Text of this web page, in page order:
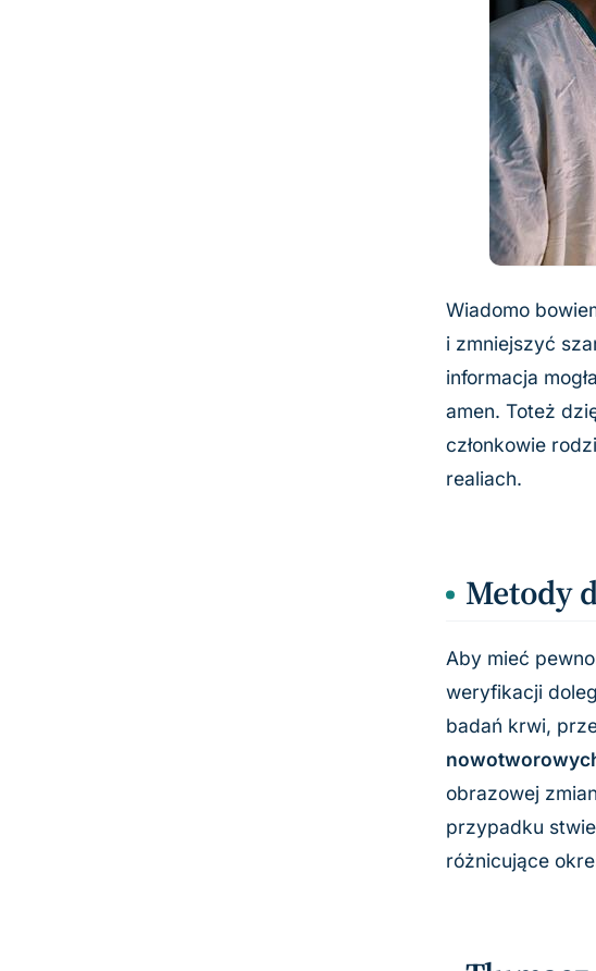
Wiadomo
i zmniejszyć
informacja
amen. Toteż
członkowie
realiach.
Metody
Aby mieć
weryfikacji
badań krwi,
obrazowej
przypadku
różnicujące